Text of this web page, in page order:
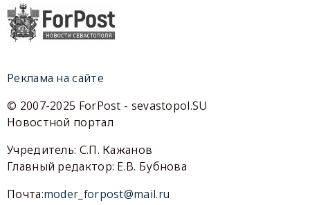
Реклама на сайте
© 2007-2025 ForPost - sevastopol.SU
Новостной портал
Учредитель: С.П. Кажанов
Главный редактор: Е.В. Бубнова
Почта:moder_forpost@mail.ru